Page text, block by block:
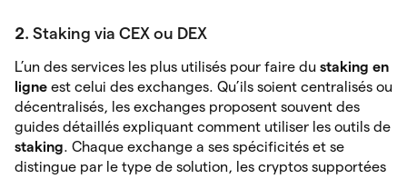
2. Staking via CEX ou DEX
L’un des services les plus utilisés pour faire du staking en
ligne est celui des exchanges. Qu’ils soient centralisés ou
décentralisés, les exchanges proposent souvent des
guides détaillés expliquant comment utiliser les outils de
staking. Chaque exchange a ses spécificités et se
distingue par le type de solution, les cryptos supportées